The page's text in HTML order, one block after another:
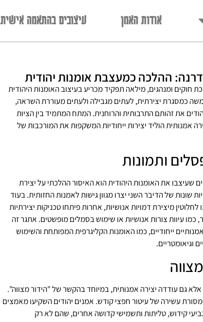
אודות האמן עיצובים בהתאמה אישית
ההלכה כמעצבת אומנות יהודית
חוקים ומנהגים, מילאה תפקיד מכריע בעיצוב האומנות היהודית
כמסגרת יצירתית, לעתים מגבילה ולעתים מעוררת השראה,
את זהותם התרבותית והרוחנית. המתח המתמיד בין הציות
אמנותית הוליד יצירות ייחודיות המשקפות את המורכבות של
ותמונות
שעיצבו את האומנות היהודית הוא האיסור ההלכתי על יצירת
שונות של הדיבר השני יצרו מגוון גישות לאמנות החזותית. בעוד
מיצירת דמויות אנושיות, אחרות פיתחו טכניקות יצירתיות
כמו עיוות צורות אנושיות או שימוש בסמלים מופשטים. אתגר זה
ייחודיים, כמו האומנות הקליגרפית המפותחת והשימוש
וגיאומטריים.
גם עודדה יצירה אמנותית, במיוחד בהקשר של "הידור מצווה".
מסורת עשירה של עיטור חפצי קודש. אמנים יהודים השקיעו מאמצים
גביעי קידוש, טליתות ותשמישי קדושה אחרים, שהם לא רק